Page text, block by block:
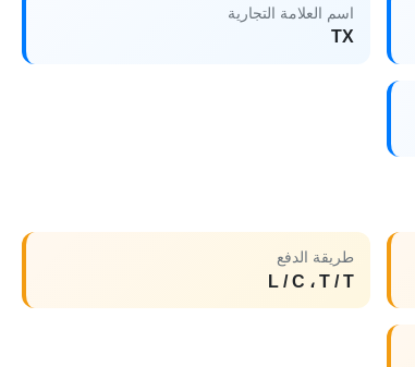
اسم العلامة التجارية
TX
طريقة الدفع
L / C ، T / T